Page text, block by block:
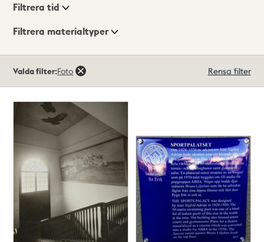
Visningsläge
Filtrera tid
Filtrera materialtyper
träffar
Valda filter:Foto Rensa filter